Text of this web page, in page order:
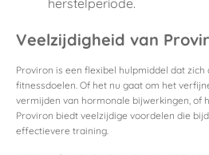
herstelperiode.
Veelzijdigheid van
Proviron is een flexibel hulpmiddel dat zich
fitnessdoelen. Of het nu gaat om het
vermijden van hormonale bijwerkingen, of
Proviron biedt veelzijdige voordelen die
effectievere training.